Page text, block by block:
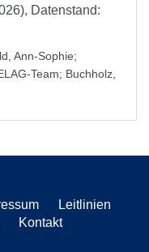
Datenstand:
Ann-Sophie;
Team; Buchholz,
Leitlinien
Kontakt